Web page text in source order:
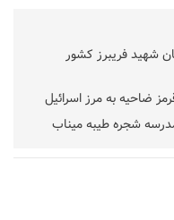
شهید فریبرز کشور
ضاحیه به مرز اسرائیل
شجره طیبه میناب